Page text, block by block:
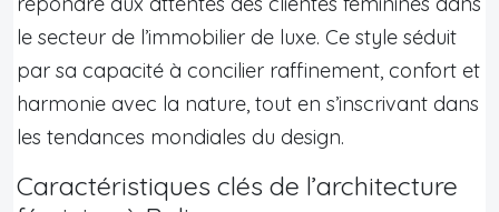
le secteur de l’immobilier de luxe. Ce style séduit
par sa capacité à concilier raffinement, confort et
harmonie avec la nature, tout en s’inscrivant dans
les tendances mondiales du design.
Caractéristiques clés de l’architecture